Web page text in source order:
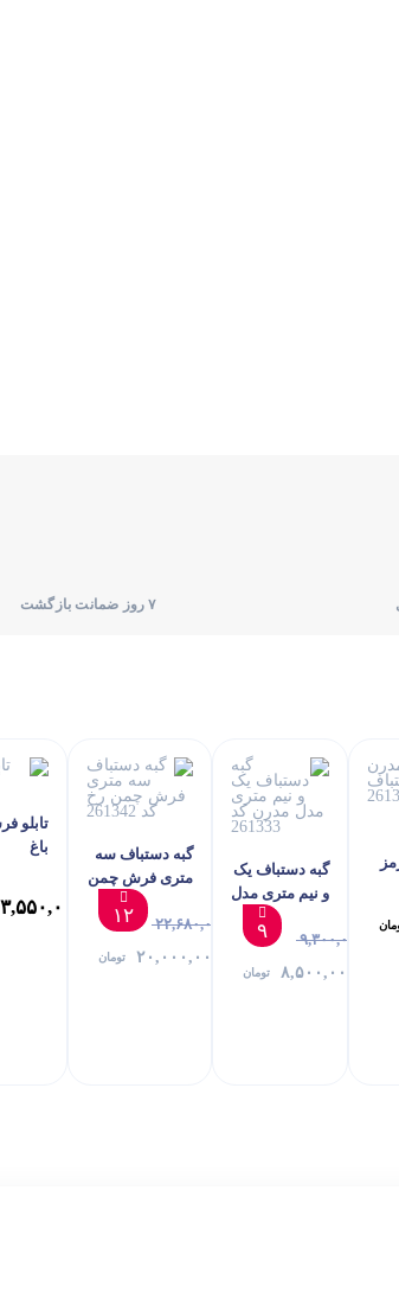
۷ روز ضمانت بازگشت
گبه دستباف یک
و نیم متری مدل
مدرن کد
261333
۹,۳۰۰,۰۰۰
۸,۵۰۰,۰۰۰
تومان
۹
گبه دستباف سه
متری فرش چمن
۲۲,۶۸۰,۰۰۰
۲۰,۰۰۰,۰۰۰
تومان
۱۲
تابلو
باغ